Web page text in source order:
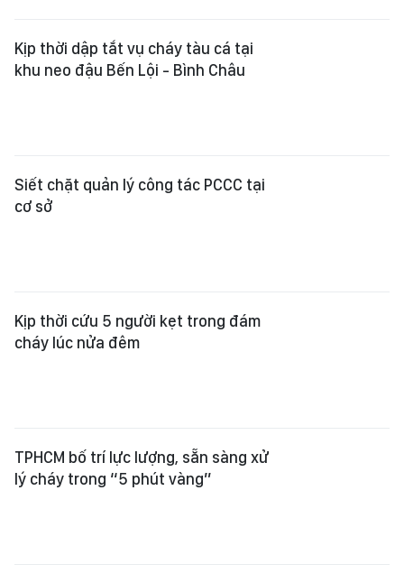
Kịp thời dập tắt vụ cháy tàu cá tại
khu neo đậu Bến Lội - Bình Châu
Siết chặt quản lý công tác PCCC tại
cơ sở
Kịp thời cứu 5 người kẹt trong đám
cháy lúc nửa đêm
TPHCM bố trí lực lượng, sẵn sàng xử
lý cháy trong “5 phút vàng”